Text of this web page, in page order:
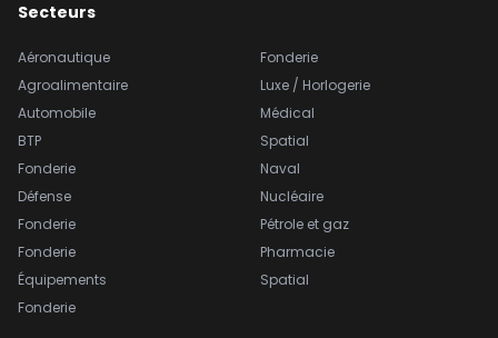
Secteurs
Aéronautique
Agroalimentaire
Automobile
BTP
Fonderie
Défense
Fonderie
Fonderie
Équipements
Fonderie
Fonderie
Luxe / Horlogerie
Médical
Spatial
Naval
Nucléaire
Pétrole et gaz
Pharmacie
Spatial